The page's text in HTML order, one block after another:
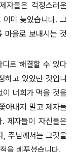
자들은 걱정스러운
이미 늦었습니다. 그
마을로 보내시는 것
로 해결할 수 있다
하고 있었던 것입니
너희가 먹을 것을
아내지 말고 제자들
제자들이 자신들은
, 주님께서는 그것을
을 베푸셨습니다.